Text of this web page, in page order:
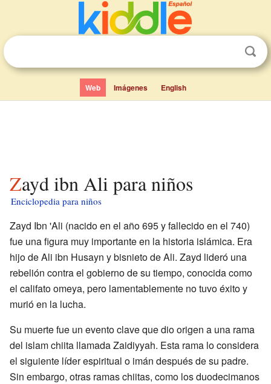
Web Imágenes English
Zayd ibn Ali para niños
Enciclopedia para niños
Zayd Ibn 'Ali (nacido en el año 695 y fallecido en el 740)
fue una figura muy importante en la historia islámica. Era
hijo de Ali ibn Husayn y bisnieto de Ali. Zayd lideró una
rebelión contra el gobierno de su tiempo, conocida como
el califato omeya, pero lamentablemente no tuvo éxito y
murió en la lucha.
Su muerte fue un evento clave que dio origen a una rama
del islam chiita llamada Zaidiyyah. Esta rama lo considera
el siguiente líder espiritual o imán después de su padre.
Sin embargo, otras ramas chiitas, como los duodecimanos